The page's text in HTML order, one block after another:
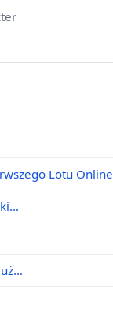
Lotu Online